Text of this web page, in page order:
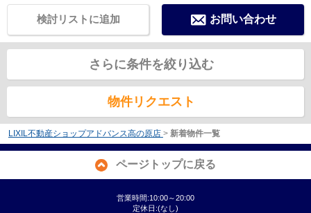
お問い合わせ
検討リストに追加
さらに条件を絞り込む
物件リクエスト
LIXIL不動産ショップアドバンス高の原店 > 新着物件一覧
ページトップに戻る
営業時間:10:00～20:00
定休日:(なし)